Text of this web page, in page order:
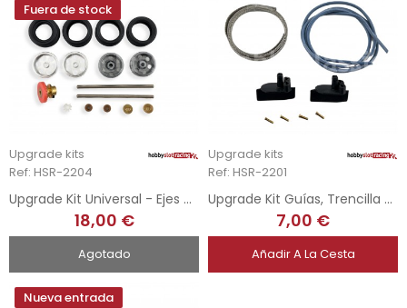
Fuera de stock
Upgrade kits
Ref: HSR-2204
Upgrade Kit Universal - Ejes Del/Tra Completos Velocidad
18,00 €
Agotado
Upgrade kits
Ref: HSR-2201
Upgrade Kit Guías, Trencilla y cable
7,00 €
Añadir A La Cesta
Nueva entrada